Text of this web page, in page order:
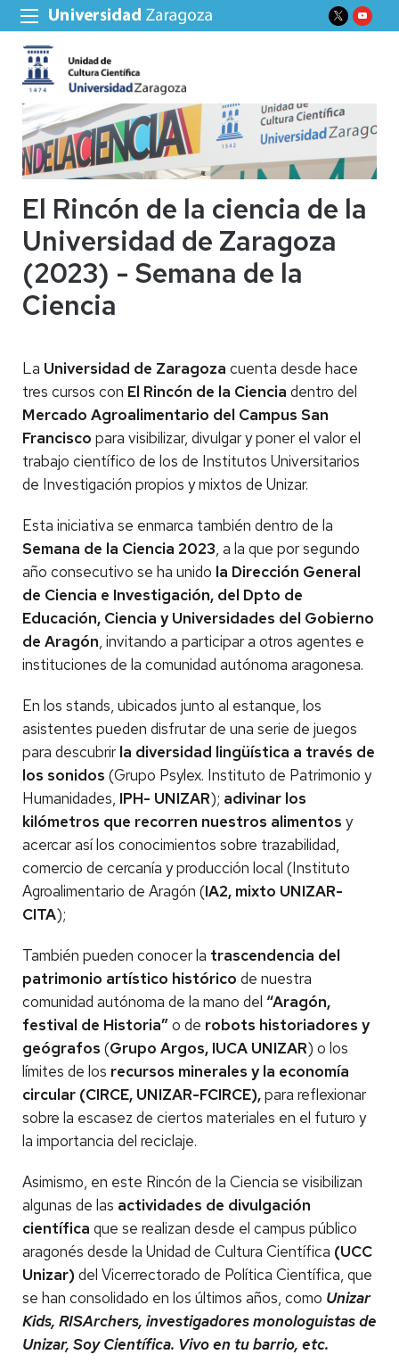
El Rincón de la ciencia de la
Universidad de Zaragoza
(2023) - Semana de la
Ciencia
La Universidad de Zaragoza cuenta desde hace
tres cursos con El Rincón de la Ciencia dentro del
Mercado Agroalimentario del Campus San
Francisco para visibilizar, divulgar y poner el valor el
trabajo científico de los de Institutos Universitarios
de Investigación propios y mixtos de Unizar.
Esta iniciativa se enmarca también dentro de la
Semana de la Ciencia 2023, a la que por segundo
año consecutivo se ha unido la Dirección General
de Ciencia e Investigación, del Dpto de
Educación, Ciencia y Universidades del Gobierno
de Aragón, invitando a participar a otros agentes e
instituciones de la comunidad autónoma aragonesa.
En los stands, ubicados junto al estanque, los
asistentes pueden disfrutar de una serie de juegos
para descubrirla diversidad lingüística a través de
los sonidos (Grupo Psylex. Instituto de Patrimonio y
Humanidades, IPH- UNIZAR); adivinar los
kilómetros que recorren nuestros alimentos y
acercar así los conocimientos sobre trazabilidad,
comercio de cercanía y producción local (Instituto
Agroalimentario de Aragón (IA2, mixto UNIZAR-
CITA);
También pueden conocer la trascendencia del
patrimonio artístico histórico de nuestra
comunidad autónoma de la mano del “Aragón,
festival de Historia”o de robots historiadores y
geógrafos (Grupo Argos, IUCA UNIZAR) o los
límites de los recursos minerales y la economía
circular (CIRCE, UNIZAR-FCIRCE),para reflexionar
sobre la escasez de ciertos materiales en el futuro y
la importancia del reciclaje.
Asimismo, en este Rincón de la Ciencia se visibilizan
algunas de las actividades de divulgación
científica que se realizan desde el campus público
aragonés desde la Unidad de Cultura Científica (UCC
Unizar) del Vicerrectorado de Política Científica, que
se han consolidado en los últimos años, como Unizar
Kids, RISArchers, investigadores monologuistas de
Unizar, Soy Científica. Vivo en tu barrio, etc.